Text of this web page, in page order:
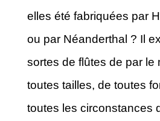
elles été fabriquées par
ou par Néanderthal ? Il
sortes de flûtes de par le
toutes tailles, de toutes
toutes les circonstances